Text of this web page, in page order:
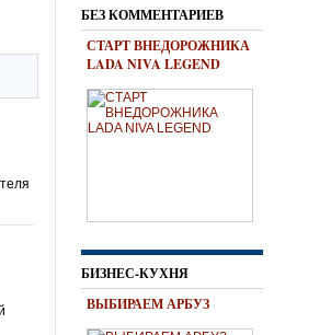
БЕЗ КОММЕНТАРИЕВ
СТАРТ ВНЕДОРОЖНИКА
LADA NIVA LEGEND
БИЗНЕС-КУХНЯ
ВЫБИРАЕМ АРБУЗ